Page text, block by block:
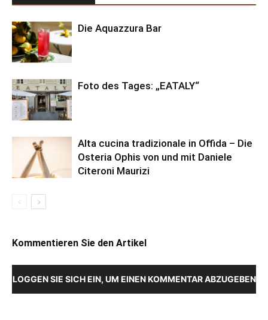
Die Aquazzura Bar
Foto des Tages: „EATALY“
Alta cucina tradizionale in Offida – Die
Osteria Ophis von und mit Daniele
Citeroni Maurizi
Kommentieren Sie den Artikel
LOGGEN SIE SICH EIN, UM EINEN KOMMENTAR ABZUGEBEN